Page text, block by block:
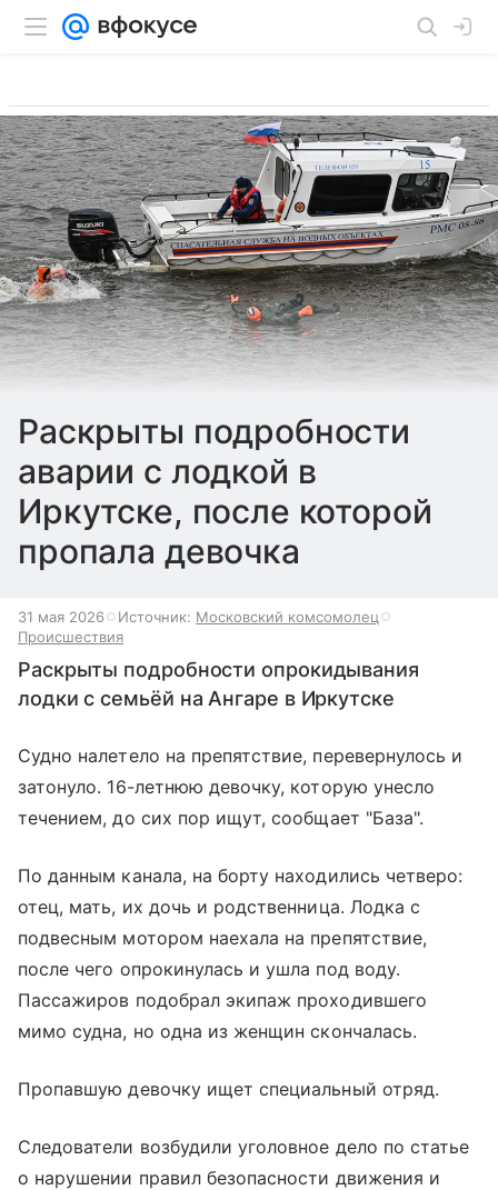
Раскрыты подробности
аварии с лодкой в
Иркутске, после которой
пропала девочка
31 мая 2026 Источник: Московский комсомолец
Происшествия
Раскрыты подробности опрокидывания
лодки с семьёй на Ангаре в Иркутске
Судно налетело на препятствие, перевернулось и
затонуло. 16-летнюю девочку, которую унесло
течением, до сих пор ищут, сообщает "База".
По данным канала, на борту находились четверо:
отец, мать, их дочь и родственница. Лодка с
подвесным мотором наехала на препятствие,
после чего опрокинулась и ушла под воду.
Пассажиров подобрал экипаж проходившего
мимо судна, но одна из женщин скончалась.
Пропавшую девочку ищет специальный отряд.
Следователи возбудили уголовное дело по статье
о нарушении правил безопасности движения и